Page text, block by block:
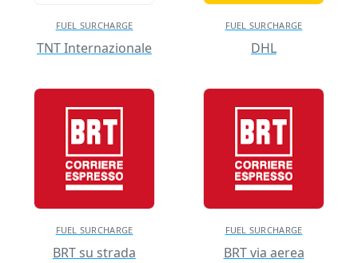
FUEL SURCHARGE
TNT Internazionale
FUEL SURCHARGE
DHL
FUEL SURCHARGE
BRT su strada
FUEL SURCHARGE
BRT via aerea